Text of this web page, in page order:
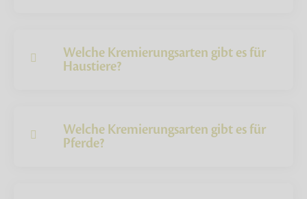
Welche Kremierungsarten gibt es für
Haustiere?
Welche Kremierungsarten gibt es für
Pferde?